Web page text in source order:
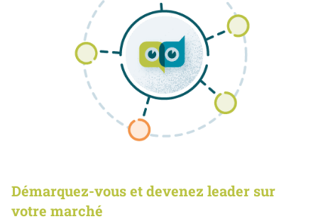
Démarquez-vous et devenez leader sur
votre marché